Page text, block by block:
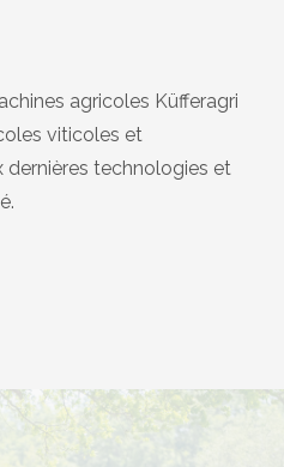
agricoles Küfferagri
viticoles et
technologies et